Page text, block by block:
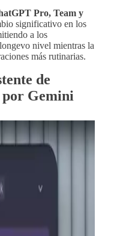
Pro, Team y
significativo en los
a los
nivel mientras la
más rutinarias.
de
Gemini